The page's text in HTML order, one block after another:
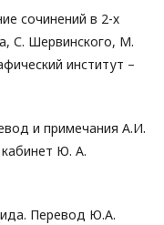
сочинений в 2-х
С. Шервинского, М.
институт –
и примечания А.И.
Ю. А.
Перевод Ю.А.